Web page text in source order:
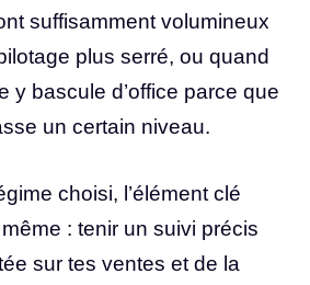
suffisamment volumineux
plus serré, ou quand
y bascule d’office parce que
un certain niveau.
choisi, l’élément clé
: tenir un suivi précis
sur tes ventes et de la